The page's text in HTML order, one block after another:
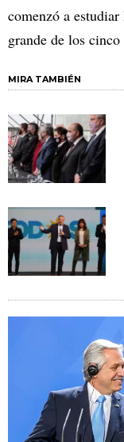
comenzó a
grande de los cinco
MIRA TAMBIÉN